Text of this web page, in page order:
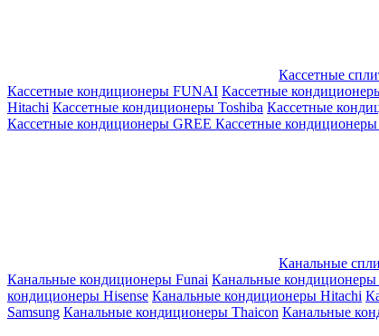
Кассетные
Кассетные кондиционеры FUNAI Кассетные
Hitachi Кассетные кондиционеры Toshiba Кассетные
Кассетные кондиционеры GREE Кассетные кондиционеры
Канальные
Канальные кондиционеры Funai Канальные
кондиционеры Hisense Канальные кондиционеры Hitachi
Samsung Канальные кондиционеры Thaicon Канальные